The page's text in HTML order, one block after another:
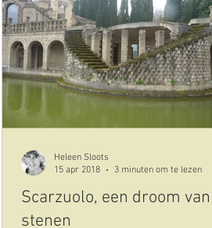
Scarzuolo, een droom van
stenen
Heleen Sloots
15 apr 2018
3 minuten om te lezen